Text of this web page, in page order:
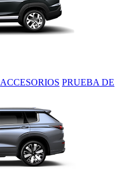
ACCESORIOS PRUEBA DE